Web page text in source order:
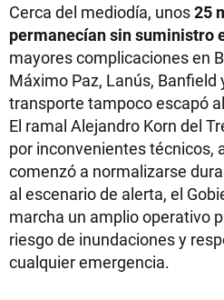
Cerca del mediodía, unos25
permanecían sin suministro
mayores complicaciones en
Máximo Paz, Lanús, Banfield
transporte tampoco escapó
El ramal Alejandro Korn del
por inconvenientes técnicos,
comenzó a normalizarse
al escenario de alerta, el
marcha un amplio operativo
riesgo de inundaciones y
cualquier emergencia.